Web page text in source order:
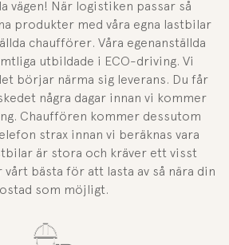
vägen! När logistiken passar så
produkter med våra egna lastbilar
chaufförer. Våra egenanställda
utbildade i ECO-driving. Vi
börjar närma sig leverans. Du får
några dagar innan vi kommer
Chauffören kommer dessutom
strax innan vi beräknas vara
är stora och kräver ett visst
bästa för att lasta av så nära din
som möjligt.